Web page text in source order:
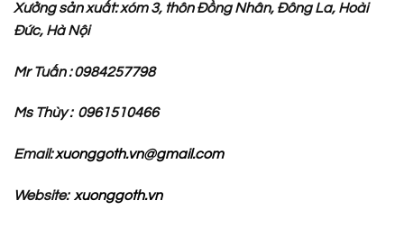
Xưởng sản xuất: xóm 3, thôn Đồng Nhân, Đông La, Hoài
Đức, Hà Nội
Mr Tuấn : 0984257798
Ms Thùy : 0961510466
Email:xuonggoth.vn@gmail.com
Website: xuonggoth.vn